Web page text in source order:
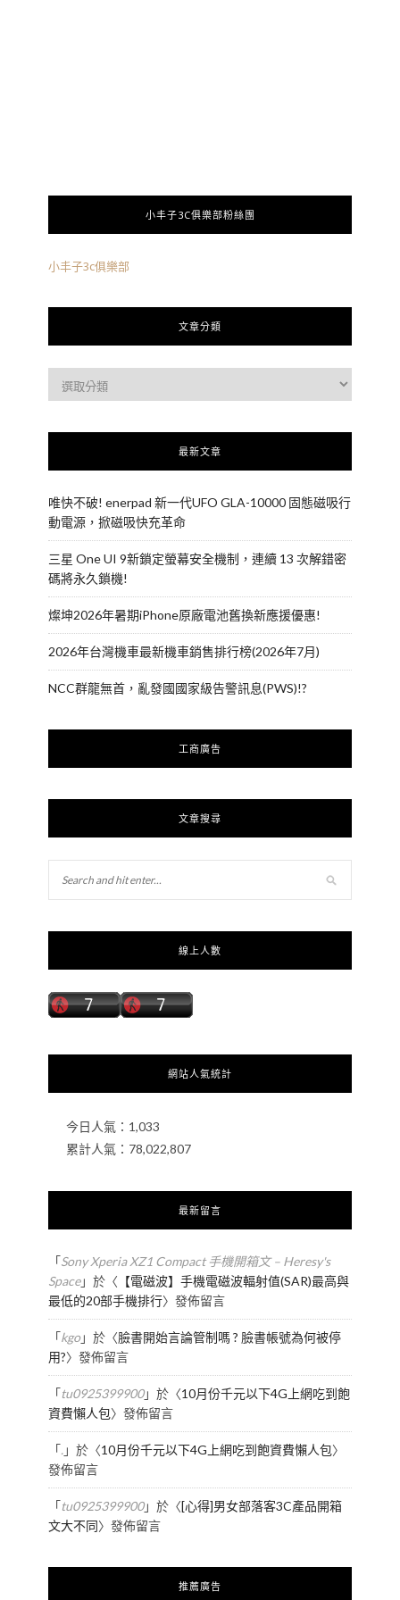
小丰子3C俱樂部粉絲團
小丰子3c俱樂部
文章分類
最新文章
唯快不破! enerpad 新一代UFO GLA-10000 固態磁吸行
動電源，掀磁吸快充革命
三星 One UI 9新鎖定螢幕安全機制，連續 13 次解錯密
碼將永久鎖機!
燦坤2026年暑期iPhone原廠電池舊換新應援優惠!
2026年台灣機車最新機車銷售排行榜(2026年7月)
NCC群龍無首，亂發國國家級告警訊息(PWS)!?
工商廣告
文章搜尋
線上人數
網站人氣統計
今日人氣： 1,033
累計人氣： 78,022,807
最新留言
「Sony Xperia XZ1 Compact 手機開箱文 – Heresy's
Space」於〈 【電磁波】手機電磁波輻射值(SAR)最高與
最低的20部手機排行〉發佈留言
「kgo」於〈臉書開始言論管制嗎 ? 臉書帳號為何被停
用?〉發佈留言
「tu0925399900」於〈10月份千元以下4G上網吃到飽
資費懶人包〉發佈留言
「.」於〈10月份千元以下4G上網吃到飽資費懶人包〉
發佈留言
「tu0925399900」於〈[心得]男女部落客3C產品開箱
文大不同〉發佈留言
推薦廣告